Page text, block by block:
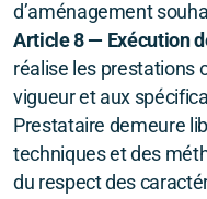
d’aménagement
Article 8 — Exécution
réalise les prestations
vigueur et aux
Prestataire demeure
techniques et des
du respect des